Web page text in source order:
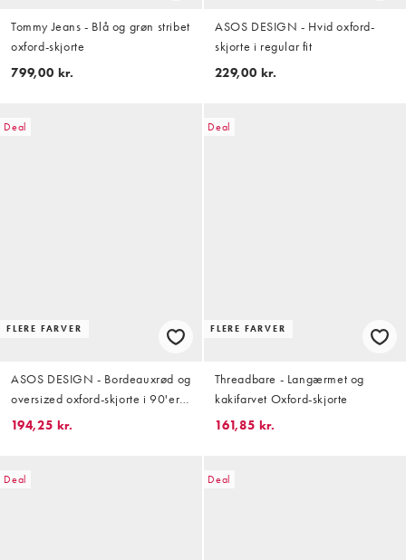
Tommy Jeans - Blå og grøn stribet
oxford-skjorte
799,00 kr.
ASOS DESIGN - Hvid oxford-
skjorte i regular fit
229,00 kr.
Deal
FLERE FARVER
ASOS DESIGN - Bordeauxrød og
oversized oxford-skjorte i 90'er-
stil
194,25 kr.
Deal
FLERE FARVER
Threadbare - Langærmet og
kakifarvet Oxford-skjorte
161,85 kr.
Deal Deal